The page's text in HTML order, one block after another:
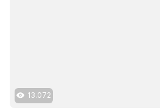
13.072